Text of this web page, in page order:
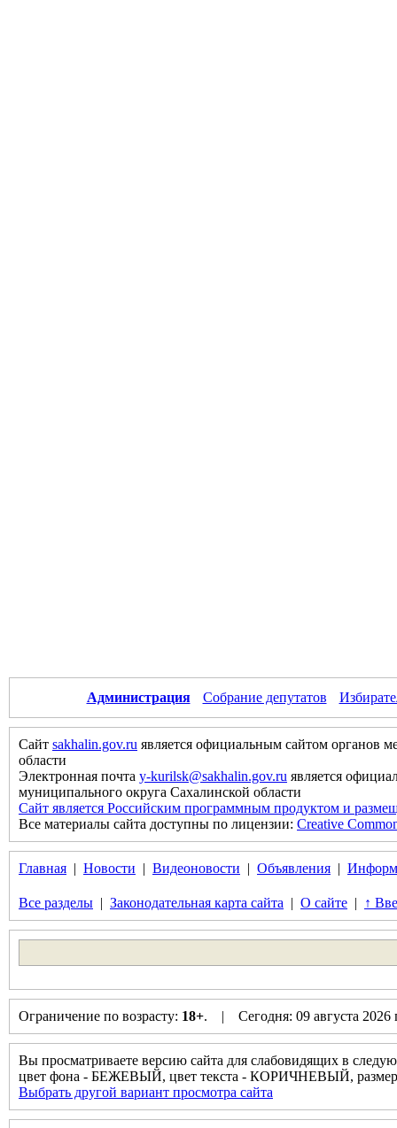
Администрация Собрание депутатов
Сайт sakhalin.gov.ru является официальным сайтом органов
области
Электронная почта y-kurilsk@sakhalin.gov.ru является
муниципального округа Сахалинской области
Сайт является Российским программным продуктом и
Все материалы сайта доступны по лицензии: Creative
Главная | Новости | Видеоновости | Объявления |
Все разделы | Законодательная карта сайта | О сайте | ↑
Ограничение по возрасту: 18+. | Сегодня: 09 августа
Вы просматриваете версию сайта для слабовидящих в
цвет фона - БЕЖЕВЫЙ, цвет текста - КОРИЧНЕВЫЙ,
Выбрать другой вариант просмотра сайта